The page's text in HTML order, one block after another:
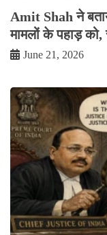
Amit Shah ने
मामलों के पहाड़ को,
June 21, 2026